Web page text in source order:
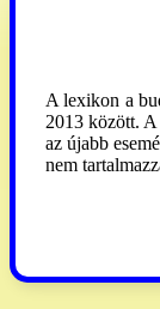
A lexikon a
2013 között.
az újabb
nem